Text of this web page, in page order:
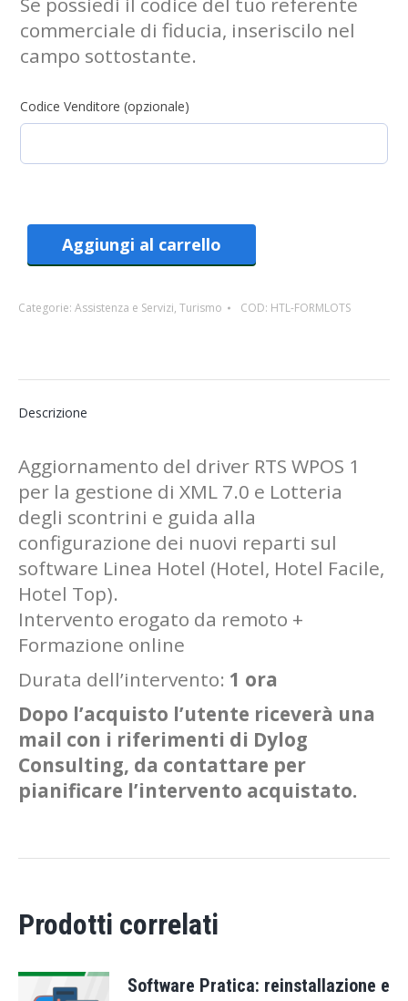
commerciale di fiducia, inseriscilo nel
campo sottostante.
Codice Venditore (opzionale)
Aggiungi al carrello
Categorie: Assistenza e Servizi, Turismo COD: HTL-FORMLOTS
Descrizione
Aggiornamento del driver RTS WPOS 1
per la gestione di XML 7.0 e Lotteria
degli scontrini e guida alla
configurazione dei nuovi reparti sul
software Linea Hotel (Hotel, Hotel Facile,
Hotel Top).
Intervento erogato da remoto +
Formazione online
Durata dell’intervento: 1 ora
Dopo l’acquisto l’utente riceverà una
mail con i riferimenti di Dylog
Consulting, da contattare per
pianificare l’intervento acquistato.
Prodotti correlati
Software Pratica: reinstallazione e